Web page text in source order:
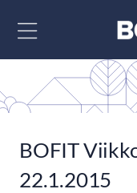
BOFIT
22.1.2015